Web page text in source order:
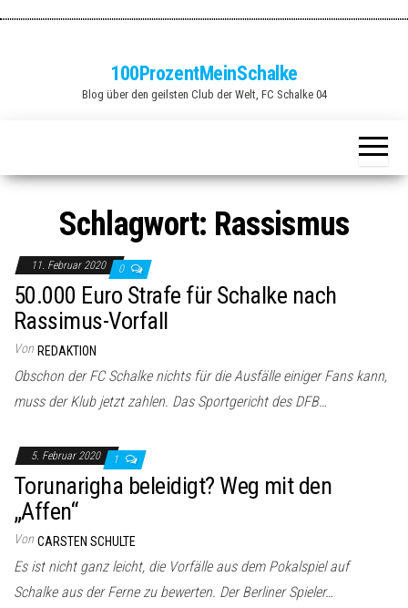
100ProzentMeinSchalke
Blog über den geilsten Club der Welt, FC Schalke 04
Schlagwort: Rassismus
11. Februar 2020 0
50.000 Euro Strafe für Schalke nach
Rassimus-Vorfall
Von REDAKTION
Obschon der FC Schalke nichts für die Ausfälle einiger Fans kann,
muss der Klub jetzt zahlen. Das Sportgericht des DFB…
5. Februar 2020 1
Torunarigha beleidigt? Weg mit den
„Affen“
Von CARSTEN SCHULTE
Es ist nicht ganz leicht, die Vorfälle aus dem Pokalspiel auf
Schalke aus der Ferne zu bewerten. Der Berliner Spieler…